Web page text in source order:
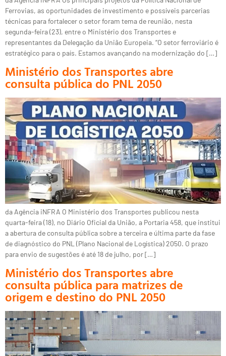
Ferrovias, as oportunidades de investimento e possíveis parcerias
técnicas para fortalecer o setor foram tema de reunião, nesta
segunda-feira (23), entre o Ministério dos Transportes e
representantes da Delegação da União Europeia. “O setor ferroviário é
estratégico para o país. Estamos avançando na modernização do […]
Ministério dos Transportes abre
consulta pública do PNL 2050
da Agência iNFRA O Ministério dos Transportes publicou nesta
quarta-feira (18), no Diário Oficial da União, a Portaria 458, que institui
a abertura de consulta pública sobre a terceira e última parte da fase
de diagnóstico do PNL (Plano Nacional de Logística) 2050. O prazo
para envio de sugestões é até 18 de julho, por […]
Ministério dos Transportes abre
consulta pública para matrizes de
origem e destino do PNL 2050